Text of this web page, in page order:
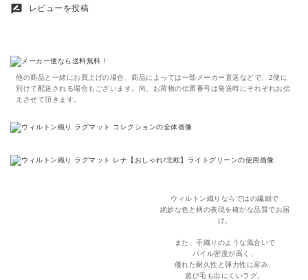
rate_review レビューを投稿
他の商品と一緒にお買上げの場合、商品によっては一部メーカー直送などで、2便に
別けて配送される場合もございます。尚、お荷物の伝票番号は発送時にそれぞれお伝
えさせて頂きます。
ウィルトン織りならではの繊細で
絶妙な色と柄の表現を確かな品質でお届
け。
また、手織りのような風合いで
パイル密度が高く、
優れた耐久性と弾力性に富み、
遊び毛も出にくいラグ。